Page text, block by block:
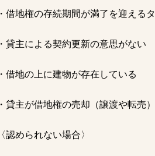
・借地権の存続期間が満了を迎える
・貸主による契約更新の意思がない
・借地の上に建物が存在している
・貸主が借地権の売却（譲渡や転売
〈認められない場合〉